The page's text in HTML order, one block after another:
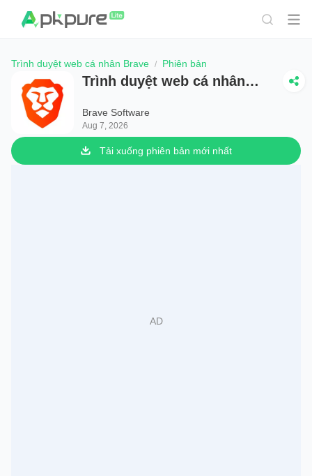
Trình duyệt web cá nhân Brave Phiên bản
Trình duyệt web cá nhân
Brave Software
Aug 7, 2026
Tải xuống phiên bản mới nhất